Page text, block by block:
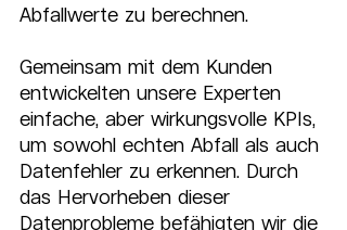
Abfallwerte zu berechnen.
Gemeinsam mit dem Kunden
entwickelten unsere Experten
einfache, aber wirkungsvolle KPIs,
um sowohl echten Abfall als auch
Datenfehler zu erkennen. Durch
das Hervorheben dieser
Datenprobleme befähigten wir die